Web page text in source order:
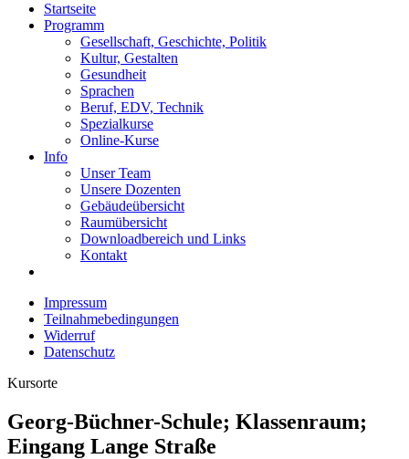
Startseite
Programm
Gesellschaft, Geschichte, Politik
Kultur, Gestalten
Gesundheit
Sprachen
Beruf, EDV, Technik
Spezialkurse
Online-Kurse
Info
Unser Team
Unsere Dozenten
Gebäudeübersicht
Raumübersicht
Downloadbereich und Links
Kontakt
Impressum
Teilnahmebedingungen
Widerruf
Datenschutz
Kursorte
Georg-Büchner-Schule; Klassenraum;
Eingang Lange Straße